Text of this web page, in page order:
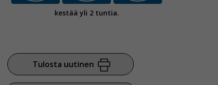
kestää yli 2 tuntia.
Tulosta uutinen